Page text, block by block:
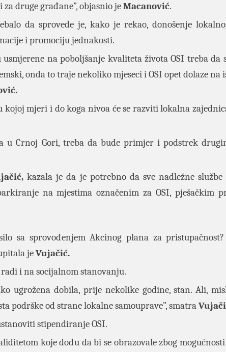
druge građane”, objasnio jeMacanović.
da sprovede je, kako je rekao, donošenje
i promociju jednakosti.
na poboljšanje kvaliteta života OSI treba da
onda to traje nekoliko mjeseci i OSI opet dolaze na
kojoj mjeri i do koga nivoa će se razviti lokalna
u Crnoj Gori, treba da bude primjer i podstrek
kazala je da je potrebno da sve nadležne službe
na mjestima označenim za OSI, pješačkim
sa sprovođenjem Akcinog plana za
jeVujačić.
i na socijalnom stanovanju.
ugrožena dobila, prije nekolike godine, stan. Ali,
podrške od strane lokalne samouprave”, smatra
stipendiranje OSI.
koje dođu da bi se obrazovale zbog